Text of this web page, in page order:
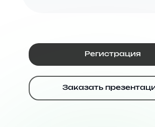
Регистрация
Заказать